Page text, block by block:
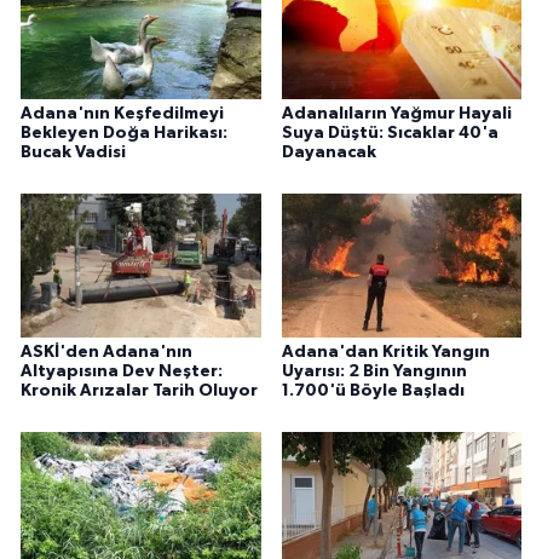
Adana'nın Keşfedilmeyi
Bekleyen Doğa Harikası:
Bucak Vadisi
Adanalıların Yağmur Hayali
Suya Düştü: Sıcaklar 40'a
Dayanacak
ASKİ'den Adana'nın
Altyapısına Dev Neşter:
Kronik Arızalar Tarih Oluyor
Adana'dan Kritik Yangın
Uyarısı: 2 Bin Yangının
1.700'ü Böyle Başladı